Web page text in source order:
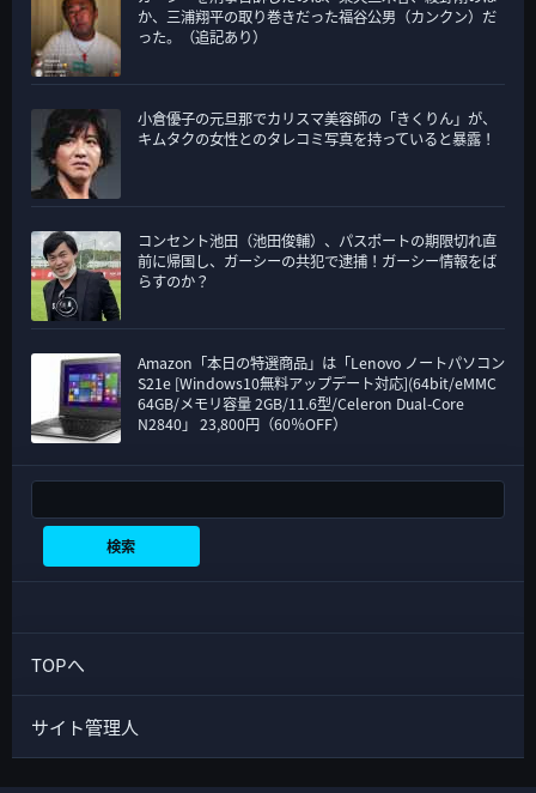
か、三浦翔平の取り巻きだった福谷公男（カンクン）だ
った。（追記あり）
小倉優子の元旦那でカリスマ美容師の「きくりん」が、
キムタクの女性とのタレコミ写真を持っていると暴露！
コンセント池田（池田俊輔）、パスポートの期限切れ直
前に帰国し、ガーシーの共犯で逮捕！ガーシー情報をば
らすのか？
Amazon「本日の特選商品」は「Lenovo ノートパソコン
S21e [Windows10無料アップデート対応](64bit/eMMC
64GB/メモリ容量 2GB/11.6型/Celeron Dual-Core
N2840」 23,800円（60％OFF）
検索
TOPへ
サイト管理人